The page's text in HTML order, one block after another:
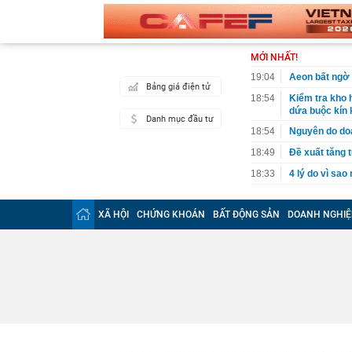
Bảng giá điện tử
Danh mục đầu tư
MỚI NHẤT!
19:04
Aeon bất ngờ
18:54
Kiểm tra kho
dứa buộc kín
18:54
Nguyên do
18:49
Đề xuất tăng
18:33
4 lý do vì sao
giới thoát
18:10
Mỹ nhân có
XÃ HỘI CHỨNG KHOÁN BẤT ĐỘNG SẢN DOANH